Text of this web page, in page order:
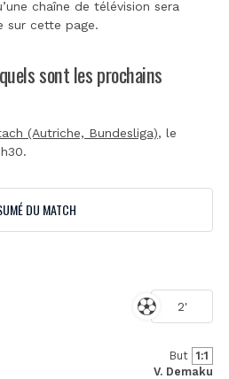
chaîne de télévision sera
sur cette page.
sont les prochains
(Autriche, Bundesliga), le
DU MATCH
2'
But 1:1
V. Demaku